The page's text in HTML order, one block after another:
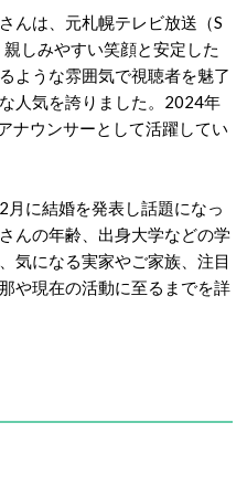
んは、元札幌テレビ放送（S
しみやすい笑顔と安定した
ような雰囲気で視聴者を魅了
人気を誇りました。2024年
ナウンサーとして活躍してい
に結婚を発表し話題になっ
んの年齢、出身大学などの学
気になる実家やご家族、注目
や現在の活動に至るまでを詳